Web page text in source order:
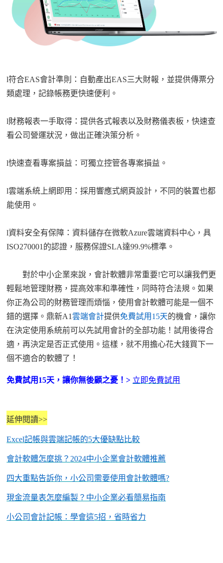
l符合EAS會計準則：自動產出EAS三大財報，並提供傳票分
類處理，記錄帳務更快速便利。
l財務報表一手取得：提供各式報表以及財務儀表板，快速查
看公司營運狀況，做出正確決策分析。
l快速查看專案損益：可獨立控管各專案損益。
l雲端系統上網即用：採用響應式網頁設計，不同 的裝置也都
能使用 。
l資料安全有保障：資料儲存在微軟Azure雲端資料中心，具
ISO270001的認證，服務保證SLA達99.9%標準。
對於中小企業來說，會計軟體非常重要!它可以讓我們更
輕鬆地管理財務，提高效率和準確性，同時符合法規。如果
你正為公司的財務管理而煩惱，使用會計軟體可能是一個不
錯的選擇。鼎新A1雲端會計提供免費試用15天的機會，讓你
在決定使用 系統前可以先試用會計的全部功能！試用後得合
適，再決定是否正式使用。這樣，就不用擔心花大錢買下一
個不適合的軟體了！
免費試用 15天，讓你無後顧之憂！> 立即免費試用
延伸閱讀>>
Excel記帳與雲端記帳的5大優缺點比較
會計軟體怎麼挑？ 2024中小企業會計軟體推薦
四大重點告訴你，小公司需要使用會計軟體嗎?
現金流量表怎麼編製？中小企業必看簡易指南
小公司會計記帳：學會這5招，省時省力